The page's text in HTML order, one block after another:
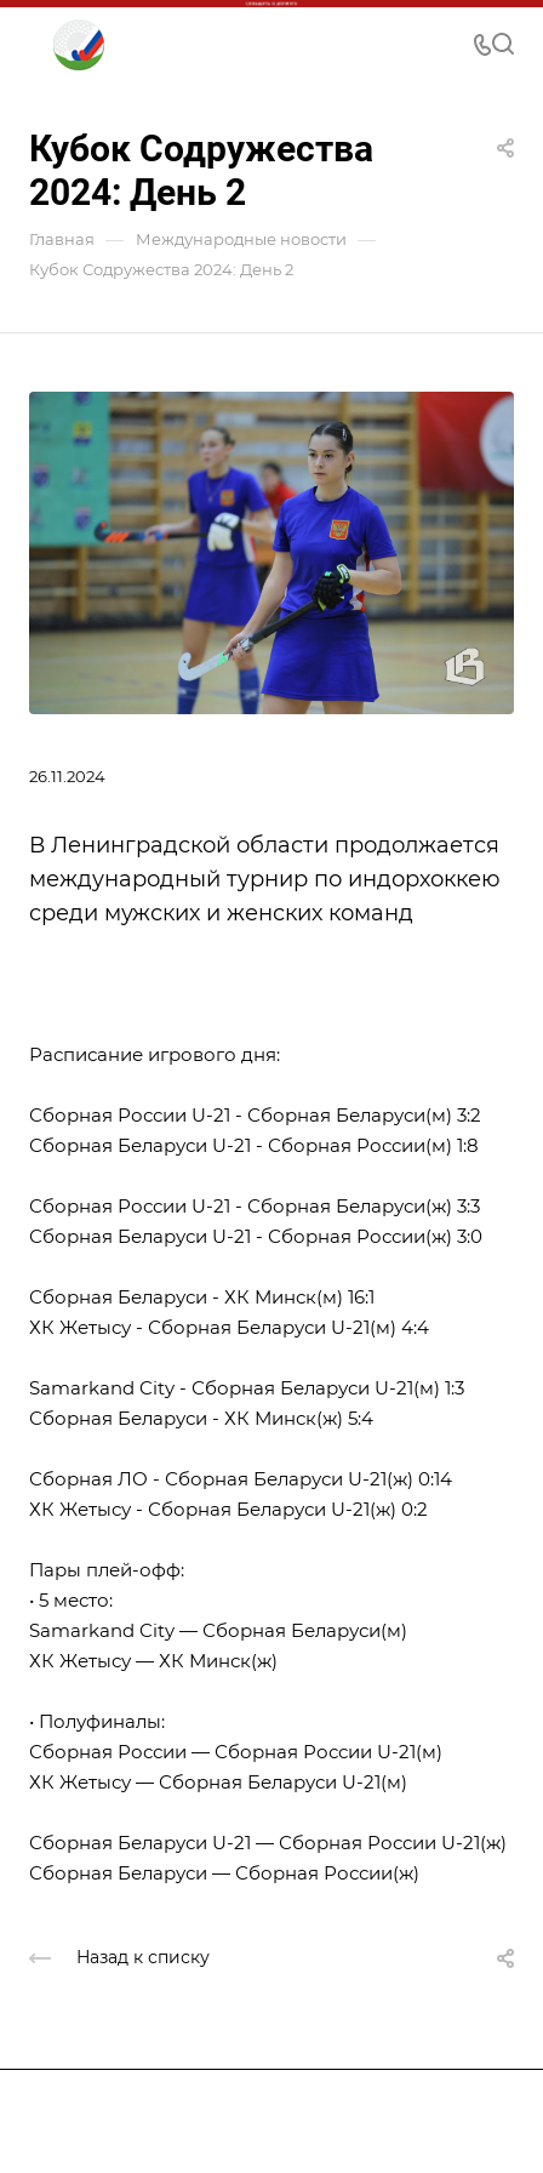
Кубок Содружества
2024: День 2
Главная — Международные новости —
Кубок Содружества 2024: День 2
26.11.2024
В Ленинградской области продолжается
международный турнир по индорхоккею
среди мужских и женских команд
Расписание игрового дня:
Сборная России U-21 - Сборная Беларуси(м) 3:2
Сборная Беларуси U-21 - Сборная России(м) 1:8
Сборная России U-21 - Сборная Беларуси(ж) 3:3
Сборная Беларуси U-21 - Сборная России(ж) 3:0
Сборная Беларуси - ХК Минск(м) 16:1
ХК Жетысу - Сборная Беларуси U-21(м) 4:4
Samarkand City - Сборная Беларуси U-21(м) 1:3
Сборная Беларуси - ХК Минск(ж) 5:4
Сборная ЛО - Сборная Беларуси U-21(ж) 0:14
ХК Жетысу - Сборная Беларуси U-21(ж) 0:2
Пары плей-офф:
• 5 место:
Samarkand City — Сборная Беларуси(м)
ХК Жетысу — ХК Минск(ж)
• Полуфиналы:
Сборная России — Сборная России U-21(м)
ХК Жетысу — Сборная Беларуси U-21(м)
Сборная Беларуси U-21 — Сборная России U-21(ж)
Сборная Беларуси — Сборная России(ж)
Назад к списку